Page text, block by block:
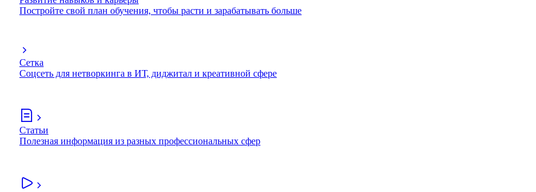
Постройте свой план обучения, чтобы расти и зарабатывать больше
Сетка
Соцсеть для нетворкинга в ИТ, диджитал и креативной сфере
Статьи
Полезная информация из разных профессиональных сфер